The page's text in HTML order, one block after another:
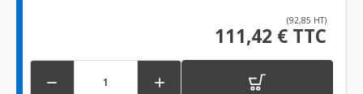
(92,85 HT)
111,42 € TTC
 